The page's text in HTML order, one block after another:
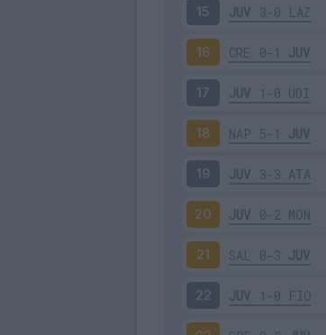
15 JUV 3-0 LAZ
16 CRE 0-1 JUV
17 JUV 1-0 UDI
18 NAP 5-1 JUV
19 JUV 3-3 ATA
20 JUV 0-2 MON
21 SAL 0-3 JUV
22 JUV 1-0 FIO